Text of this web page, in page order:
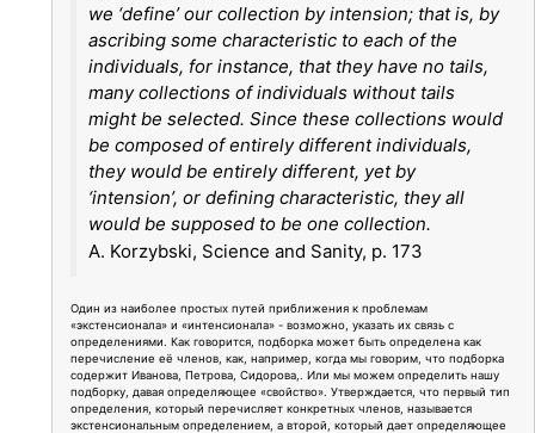
we ‘define’ our collection by intension; that is, by
ascribing some characteristic to each of the
individuals, for instance, that they have no tails,
many collections of individuals without tails
might be selected. Since these collections would
be composed of entirely different individuals,
they would be entirely different, yet by
‘intension’, or defining characteristic, they all
would be supposed to be one collection.
A. Korzybski, Science and Sanity, p. 173
Один из наиболее простых путей приближения к проблемам
«экстенсионала» и «интенсионала» - возможно, указать их связь с
определениями. Как говорится, подборка может быть определена как
перечисление её членов, как, например, когда мы говорим, что подборка
содержит Иванова, Петрова, Сидорова,. Или мы можем определить нашу
подборку, давая определяющее «свойство». Утверждается, что первый тип
определения, который перечисляет конкретных членов, называется
экстенсиональным определением, а второй, который дает определяющее